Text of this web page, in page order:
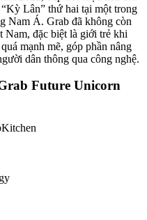
Lân” thứ hai tại một trong
Nam Á. Grab đã không còn
Nam, đặc biệt là giới trẻ khi
mạnh mẽ, góp phần nâng
dân thông qua công nghệ.
Future Unicorn